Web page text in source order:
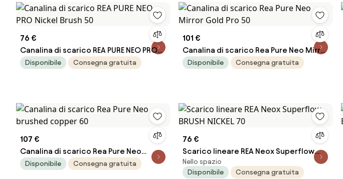
76 €
Canalina di scarico REA PURE NEO PRO
Nickel Brush 50
Disponibile Consegna gratuita
101 €
Canalina di scarico Rea Pure Neo Mirror
Gold Pro 50
Disponibile Consegna gratuita
107 €
Canalina di scarico Rea Pure Neo
brushed copper 60
Disponibile Consegna gratuita
76 €
Scarico lineare REA Neox Superflow
BRUSH NICKEL 70
Nello spazio
Disponibile
Consegna gratuita